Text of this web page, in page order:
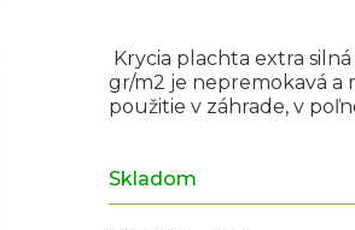
Skladom
Krycia plachta extra
gr/m2 je nepremokavá a
použitie v záhrade, v